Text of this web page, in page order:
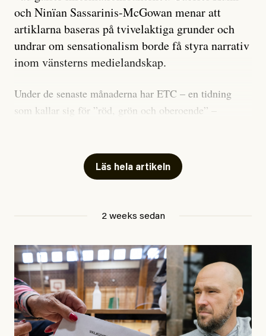
och Ninïan Sassarinis-McGowan menar att
artiklarna baseras på tvivelaktiga grunder och
undrar om sensationalism borde få styra narrativ
inom vänsterns medielandskap.
Under de senaste månaderna har ETC – en tidning
som kallar sig för ”röd, grön och oberoende” –
skriver för? Vad betyder det att vara en ”röd, grön och
oberoende” tidning? Och vad är egentligen bra
utpekas som israelisk infiltratör”. Enligt ingressen
handlar artikeln om en person vars ”bakgrund skapar
splittring och oro i rörelsen”. Problemet är att artikeln
skapar betydligt mer oro i palestinarörelsen – och den
oberoende vänstern – än den porträtterade personen
Läs hela artikeln
2 weeks sedan